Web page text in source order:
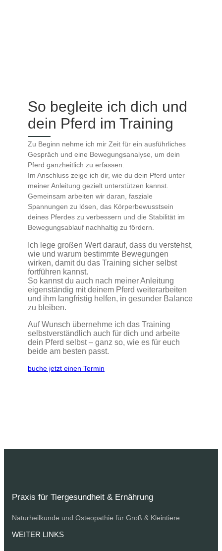
So begleite ich dich und
dein Pferd im Training
Zu Beginn nehme ich mir Zeit für ein ausführliches
Gespräch und eine Bewegungsanalyse, um dein
Pferd ganzheitlich zu erfassen.
Im Anschluss zeige ich dir, wie du dein Pferd unter
meiner Anleitung gezielt unterstützen kannst.
Gemeinsam arbeiten wir daran, fasziale
Spannungen zu lösen, das Körperbewusstsein
deines Pferdes zu verbessern und die Stabilität im
Bewegungsablauf nachhaltig zu fördern.
Ich lege großen Wert darauf, dass du verstehst,
wie und warum bestimmte Bewegungen
wirken, damit du das Training sicher selbst
fortführen kannst.
So kannst du auch nach meiner Anleitung
eigenständig mit deinem Pferd weiterarbeiten
und ihm langfristig helfen, in gesunder Balance
zu bleiben.
Auf Wunsch übernehme ich das Training
selbstverständlich auch für dich und arbeite
dein Pferd selbst – ganz so, wie es für euch
beide am besten passt.
buche jetzt einen Termin
Praxis für Tiergesundheit & Ernährung
Naturheilkunde und Osteopathie für Groß & Kleintiere
WEITER LINKS